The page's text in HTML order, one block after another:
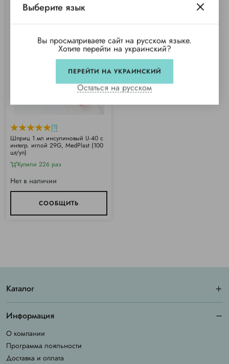
(1)
Шприц 1 мл инсулиновый U-40 с
интегр. иглой 29G, MedPlast (100
шт/уп)
Купили 226 раз
Нет в наличии
СООБЩИТЬ
Выберите язык
Вы просматриваете сайт на русском языке.
Хотите перейти на украинский?
ПЕРЕЙТИ НА УКРАИНСКИЙ
Остаться на русском
Каталог
Информация
О компании
Программа лояльности
Доставка и оплата